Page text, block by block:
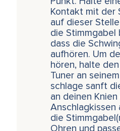
Kontakt mit der
auf dieser
die Stimmgabel
dass die
aufhören. Um
hören, halte
Tuner an
schlage sanft
an deinen
Anschlagkissen
die
Ohren und